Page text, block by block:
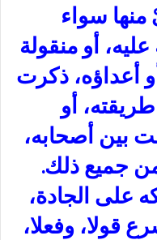
منها سواء
أو منقولة
أعداؤه، ذكرت
أو
بين أصحابه،
جميع ذلك.
على الجادة،
قولا، وفعلا،